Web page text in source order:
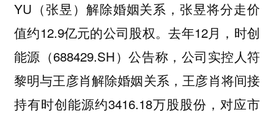
YU（张昱）解除婚姻关系，张昱将分走价
值约12.9亿元的公司股权。去年12月，时创
能源（688429.SH）公告称，公司实控人符
黎明与王彦肖解除婚姻关系，王彦肖将间接
持有时创能源约3416.18万股股份，对应市